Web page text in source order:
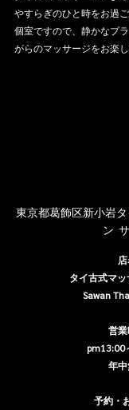
やすらぎのひと時をお過
個室ですので、静かなプ
がらのマッサージをお楽し
東京都葛飾区新小岩
ン
タイ古式マ
Sawan
営
pm13:00
年
予約・